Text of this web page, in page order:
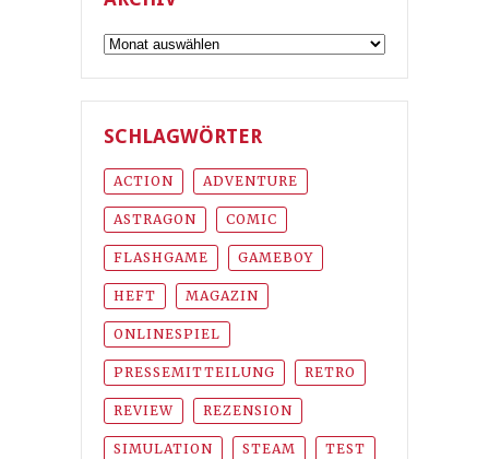
Archiv
SCHLAGWÖRTER
ACTION ADVENTURE
ASTRAGON COMIC
FLASHGAME GAMEBOY
HEFT MAGAZIN
ONLINESPIEL
PRESSEMITTEILUNG RETRO
REVIEW REZENSION
SIMULATION STEAM TEST